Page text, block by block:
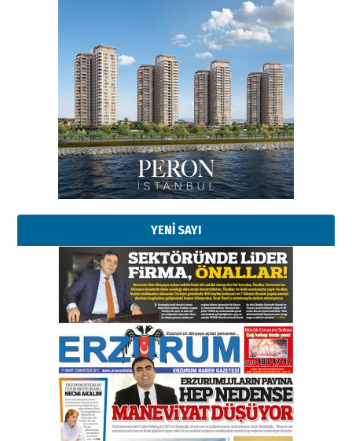
YENİ SAYI
Esat BİNDESEN
Başkan Sekmen’den Erzurum’a
bir vizyon proje daha!
02 Ağustos 2026 Pazar
Kadir SABUNCUOĞLU
Erzurumspor’un köşe taşları
29 Haziran 2026 Pazartesi
Kenan GÜLERCİ
Murat Şahsuvaroğlu ERKON’da
çıtayı yukarı taşırken,
yönetimdekiler aşağı
çekmemeli!
17 Şubat 2026 SalıOrhan BOZKURT
Bir fotoğraf, bir şehir, bir
gazeteci… Dizginler kimin
elinde?
31 Mart 2026 Salı
A. Berhan Yılmaz
BİR BÖLÜM DEĞİL, BİR ÖMÜR
SEÇİYORSUNUZ… “NEDEN
ATATÜRK ÜNİVERSİTESİ?”